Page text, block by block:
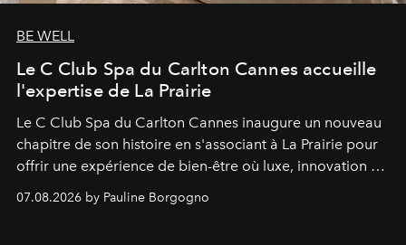
BE WELL
Le C Club Spa du Carlton Cannes accueille
l'expertise de La Prairie
Le C Club Spa du Carlton Cannes inaugure un nouveau
chapitre de son histoire en s'associant à La Prairie pour
offrir une expérience de bien-être où luxe, innovation et
expertise se rencontrent.
07.08.2026 by Pauline Borgogno